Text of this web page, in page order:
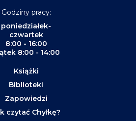
Godziny pracy:
poniedziałek-
czwartek
8:00 - 16:00
8:00 - 14:00
Książki
Biblioteki
Zapowiedzi
czytać Chyłkę?